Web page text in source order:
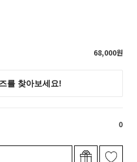
68,000원
0